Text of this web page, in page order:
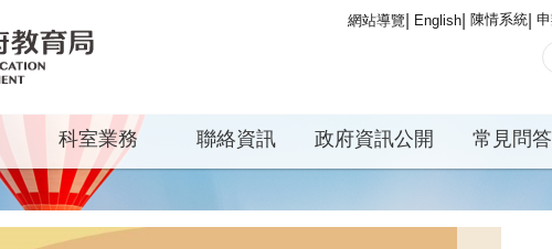
網站導覽 English 陳情系統
科室業務 聯絡資訊 政府資訊公開 常見問答